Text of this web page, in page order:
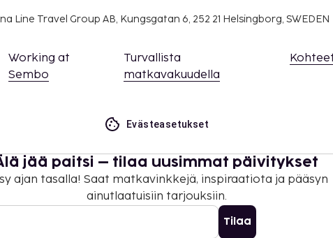
Line Travel Group AB, Kungsgatan 6, 252 21 Helsingborg, SWEDEN
Working at
Sembo
Turvallista
matkavakuudella
Evästeasetukset
jää paitsi – tilaa uusimmat päivitykset
ajan tasalla! Saat matkavinkkejä, inspiraatiota ja pääsyn
ainutlaatuisiin tarjouksiin.
Tilaa